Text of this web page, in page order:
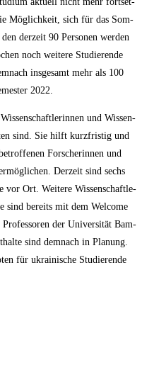
Mög­lich­keit, sich für das Som­
der­zeit 90 Per­so­nen wer­den
noch wei­te­re Stu­die­ren­de
ins­ge­samt mehr als 100
2022.
und Wis­sen­
sind. Sie hilft kurz­fris­tig und
For­sche­rin­nen und
Der­zeit sind sechs
vor Ort. Wei­te­re Wis­sen­schaft­le­
sind bereits mit dem Wel­co­me
der Uni­ver­si­tät Bam­
sind dem­nach in Pla­nung.
für ukrai­ni­sche Stu­die­ren­de